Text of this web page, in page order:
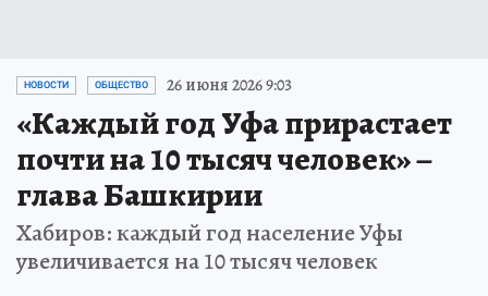
НОВОСТИ ОБЩЕСТВО 26 июня 2026 9:03
«Каждый год Уфа прирастает
почти на 10 тысяч человек» –
глава Башкирии
Хабиров: каждый год население Уфы
увеличивается на 10 тысяч человек